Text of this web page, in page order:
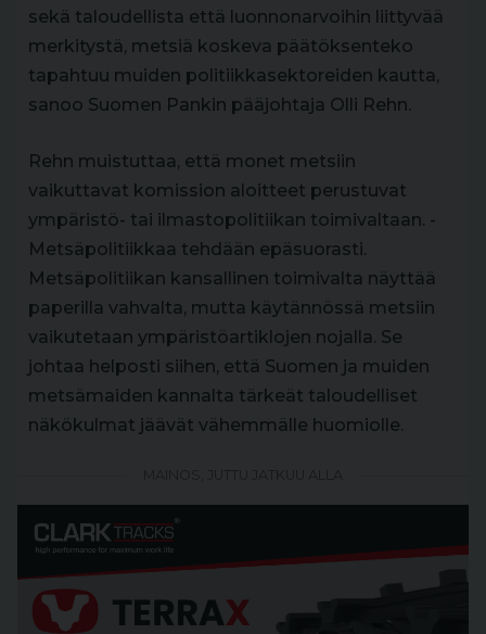
sekä taloudellista että luonnonarvoihin liittyvää
merkitystä, metsiä koskeva päätöksenteko
tapahtuu muiden politiikkasektoreiden kautta,
sanoo Suomen Pankin pääjohtaja Olli Rehn.
Rehn muistuttaa, että monet metsiin
vaikuttavat komission aloitteet perustuvat
ympäristö- tai ilmastopolitiikan toimivaltaan. -
Metsäpolitiikkaa tehdään epäsuorasti.
Metsäpolitiikan kansallinen toimivalta näyttää
paperilla vahvalta, mutta käytännössä metsiin
vaikutetaan ympäristöartiklojen nojalla. Se
johtaa helposti siihen, että Suomen ja muiden
metsämaiden kannalta tärkeät taloudelliset
näkökulmat jäävät vähemmälle huomiolle.